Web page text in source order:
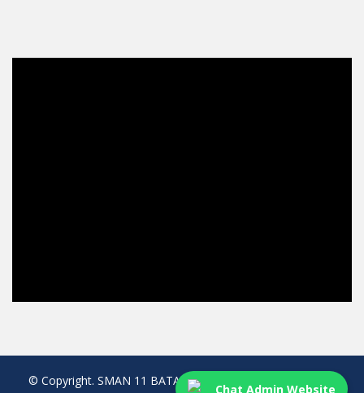
Chat Admin Website
© Copyright. SMAN 11 BATAM. All rights reserved. created